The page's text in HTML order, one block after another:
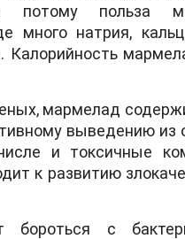
потому польза
много натрия,
Калорийность
мармелад
выведению из
и токсичные
к развитию
бороться с